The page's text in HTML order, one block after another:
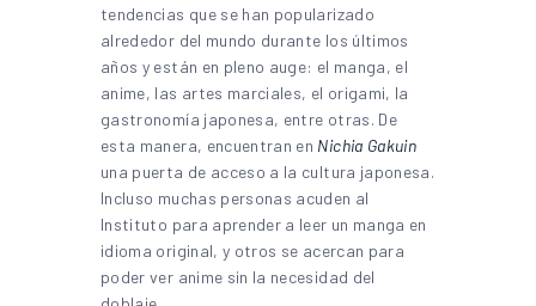
tendencias que se han popularizado
alrededor del mundo durante los últimos
años y están en pleno auge: el manga, el
anime, las artes marciales, el origami, la
gastronomía japonesa, entre otras. De
esta manera, encuentran en Nichia Gakuin
una puerta de acceso a la cultura japonesa.
Incluso muchas personas acuden al
Instituto para aprender a leer un manga en
idioma original, y otros se acercan para
poder ver anime sin la necesidad del